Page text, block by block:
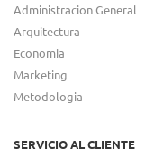
Administracion General
Arquitectura
Economia
Marketing
Metodologia
SERVICIO AL CLIENTE